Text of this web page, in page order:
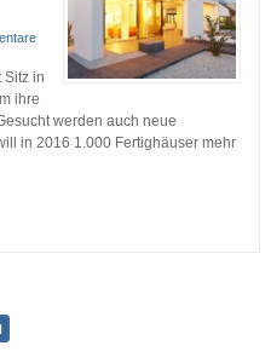
Sitz in
ihre
werden auch neue
in 2016 1.000 Fertighäuser mehr